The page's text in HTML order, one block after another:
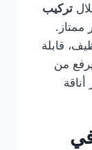
تركيب
ممتاز.
قابلة
من